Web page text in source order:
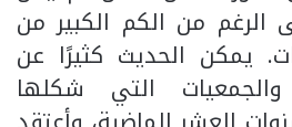
من الكم الكبير من
يمكن الحديث كثيرًا عن
التي شكلها